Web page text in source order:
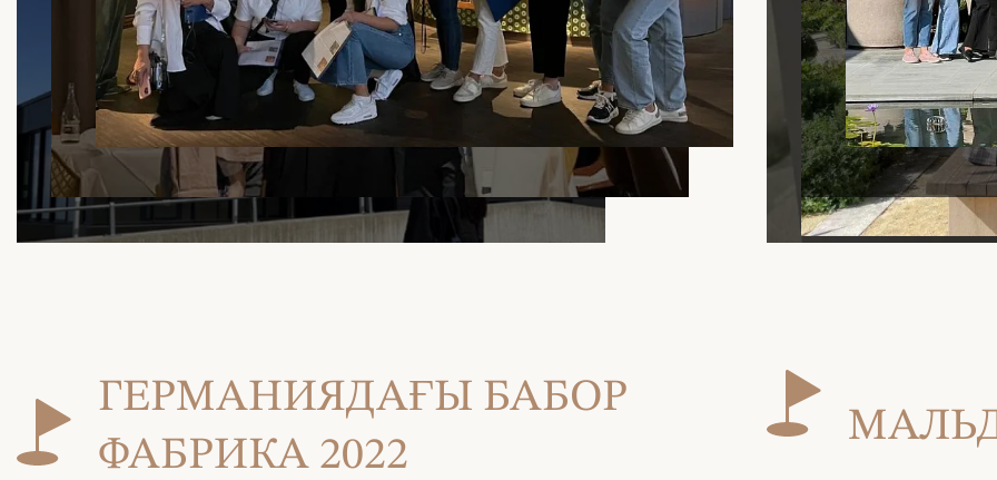
ГЕРМАНИЯДАҒЫ БАБОР
ФАБРИКА 2022